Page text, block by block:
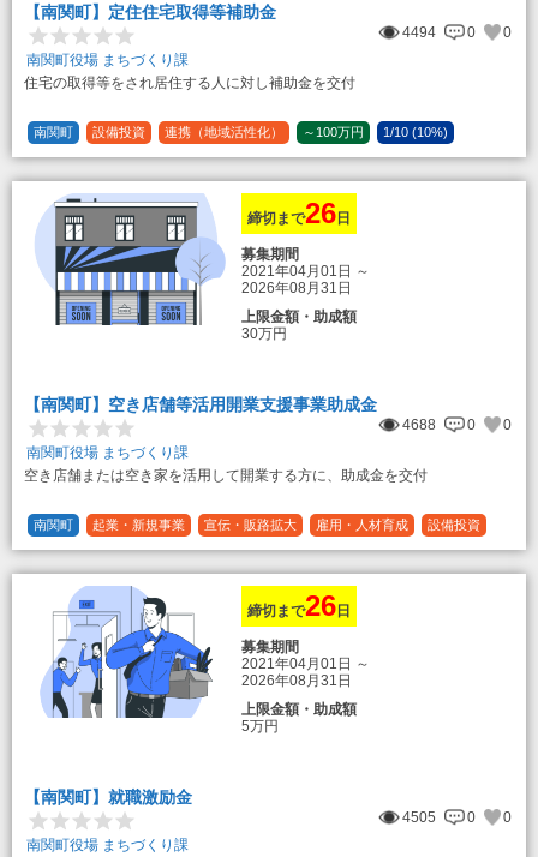
（2）中古住宅の購入 25万円
登録事業者利用の場合25万円加算（25
（3）住宅リフォーム 経費の20％の額
登録事業者利用の場合、経費の10%の
額を加算（限度額25万円） （最大で50万
円＋25万円加算＝75万円）
【南関町】定住住宅取得等補助金
4494 0
0
南関町役場 まちづくり課
住宅の取得等をされ居住する人に対し補助金を交付
南関町 設備投資 連携（地域活性化） ～100万円
1/10 (10%)
1/5 (20%)
定額
締切まで26 日
募集期間
2021年04月01日 ～
2026年08月31日
上限金額・助成額
30万円
【南関町】空き店舗等活用開業支援事業助成金
4688 0
0
南関町役場 まちづくり課
空き店舗または空き家を活用して開業する方に、助成金を交付
南関町 起業・新規事業 宣伝・販路拡大 雇用・人材育成
設備投資
運転資金
連携（地域活性化） ～30万円 1/3 (33%)
締切まで26 日
募集期間
2021年04月01日 ～
2026年08月31日
上限金額・助成額
5万円
【南関町】就職激励金
4505 0
0
南関町役場 まちづくり課